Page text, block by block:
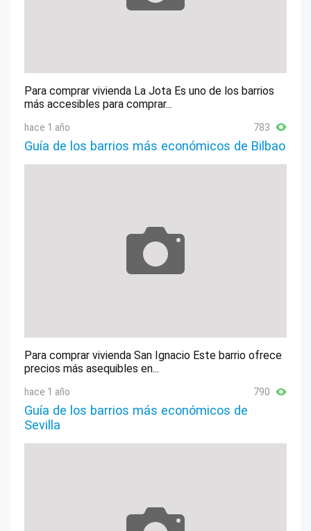
Para comprar vivienda La Jota Es uno de los barrios
más accesibles para comprar...
hace 1 año 783
Guía de los barrios más económicos de Bilbao
Para comprar vivienda San Ignacio Este barrio ofrece
precios más asequibles en...
hace 1 año 790
Guía de los barrios más económicos de
Sevilla